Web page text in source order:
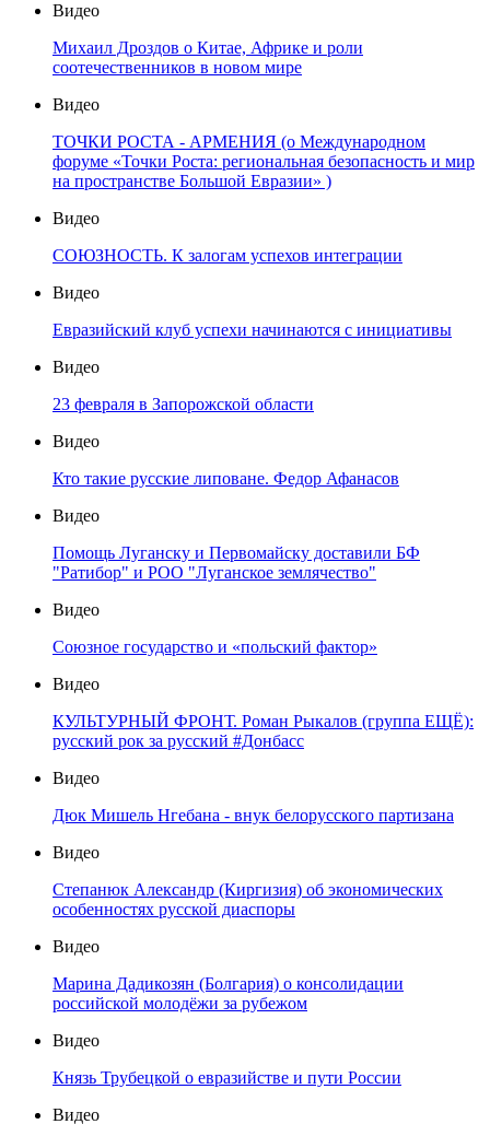
Видео
Михаил Дроздов о Китае, Африке и роли
соотечественников в новом мире
Видео
ТОЧКИ РОСТА - АРМЕНИЯ (о Международном
форуме «Точки Роста: региональная безопасность и мир
на пространстве Большой Евразии» )
Видео
СОЮЗНОСТЬ. К залогам успехов интеграции
Видео
Евразийский клуб успехи начинаются с инициативы
Видео
23 февраля в Запорожской области
Видео
Кто такие русские липоване. Федор Афанасов
Видео
Помощь Луганску и Первомайску доставили БФ
"Ратибор" и РОО "Луганское землячество"
Видео
Союзное государство и «польский фактор»
Видео
КУЛЬТУРНЫЙ ФРОНТ. Роман Рыкалов (группа ЕЩЁ):
русский рок за русский #Донбасс
Видео
Дюк Мишель Нгебана - внук белорусского партизана
Видео
Степанюк Александр (Киргизия) об экономических
особенностях русской диаспоры
Видео
Марина Дадикозян (Болгария) о консолидации
российской молодёжи за рубежом
Видео
Князь Трубецкой о евразийстве и пути России
Видео